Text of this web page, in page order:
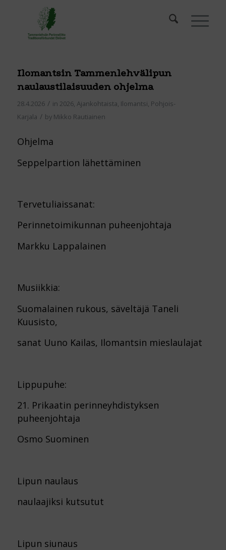
Ilomantsin Tammenlehvälipun
naulaustilaisuuden ohjelma
28.4.2026 / in 2026, Ajankohtaista, Ilomantsi, Pohjois-
Karjala / by Mikko Rautiainen
Ohjelma
Seppelpartion lähettäminen
Tervetuliaissanat:
Perinnetoimikunnan puheenjohtaja
Markku Lappalainen
Musiikkia:
Suomalainen rukous, säveltäjä Taneli
Kuusisto,
sanat Uuno Kailas, Ilomantsin mieslaulajat
Lippupuhe:
21. Prikaatin perinneyhdistyksen
puheenjohtaja
Osmo Suominen
Lipun naulaus
naulaajiksi kutsutut
Lipun siunaus